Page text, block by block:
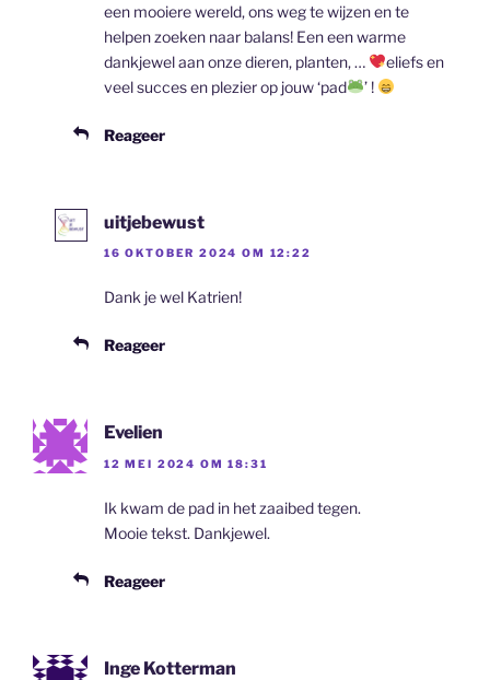
een mooiere wereld, ons weg te wijzen en te
helpen zoeken naar balans! Een een warme
dankjewel aan onze dieren, planten, …
eliefs en
veel succes en plezier op jouw ‘pad
’ !
Reageer
uitjebewust
16 OKTOBER 2024 OM 12:22
Dank je wel Katrien!
Reageer
Evelien
12 MEI 2024 OM 18:31
Ik kwam de pad in het zaaibed tegen.
Mooie tekst. Dankjewel.
Reageer
Inge Kotterman